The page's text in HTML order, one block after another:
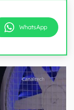
WhatsApp